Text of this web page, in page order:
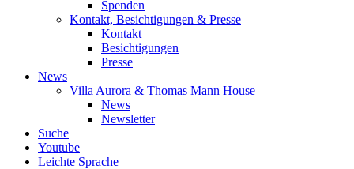
Spenden
Kontakt, Besichtigungen & Presse
Kontakt
Besichtigungen
Presse
News
Villa Aurora & Thomas Mann House
News
Newsletter
Suche
Youtube
Leichte Sprache